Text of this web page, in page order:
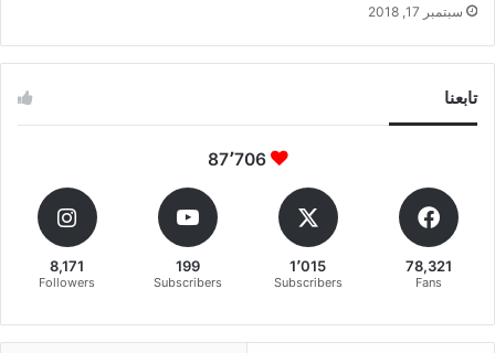
سبتمبر 17, 2018
تابعنا
87٬706
78,321
Fans
1٬015
Subscribers
199
Subscribers
8,171
Followers